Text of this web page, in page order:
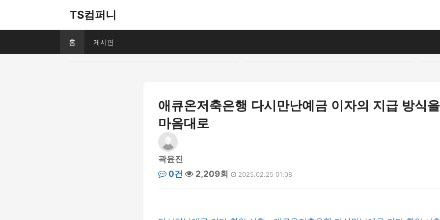
TS컴퍼니
홈 게시판
애큐온저축은행 다시만난예금 이자의 지급 방식
마음대로
곽윤진
0건
2,209회 2025.02.25 01:08